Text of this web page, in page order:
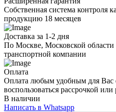
Собственная система контроля
продукцию 18 месяцев
Доставка за 1-2 дня
По Москве, Московской
транспортной компании
Оплата
Оплата любым удобным для Вас
воспользоваться рассрочкой
В наличии
Написать в Whatsapp